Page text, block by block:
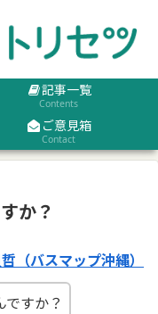
記事一覧
Contents
ご意見箱
Contact
か？
（バスマップ沖縄）
すか？